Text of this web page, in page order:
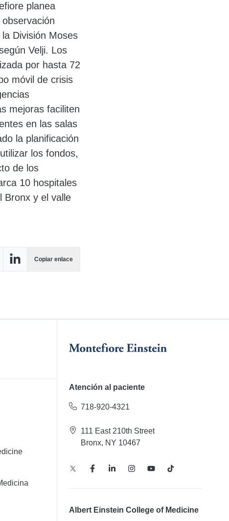
planea
División Moses
Velji. Los
por hasta 72
móvil de crisis
mejoras faciliten
en las salas
la planificación
los fondos,
de los
10 hospitales
Bronx y el valle
Facebook
en X
Compartir en LinkedIn
Copiar enlace
Atención al paciente
718-920-4321
111 East 210th Street
Bronx, NY 10467
Albert Einstein College of Medicine